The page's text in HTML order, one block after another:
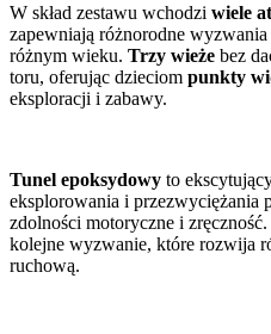
W skład zestawu wchodzi wiele
zapewniają różnorodne
różnym wieku. Trzy wieże bez
toru, oferując dzieciom punkty
eksploracji i zabawy.
Tunel epoksydowy to
eksplorowania i przezwyciężania
zdolności motoryczne i zręczność.
kolejne wyzwanie, które rozwija
ruchową.